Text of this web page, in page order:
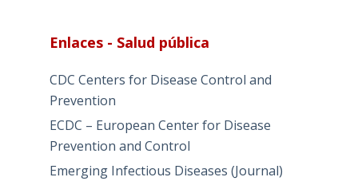
Enlaces - Salud pública
CDC Centers for Disease Control and
Prevention
ECDC – European Center for Disease
Prevention and Control
Emerging Infectious Diseases (Journal)